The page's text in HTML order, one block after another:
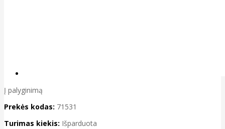
Į palyginimą
Prekės kodas: 71531
Turimas kiekis: Išparduota